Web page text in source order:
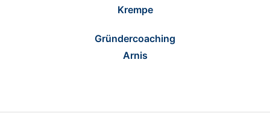
Krempe
Gründercoaching
Arnis